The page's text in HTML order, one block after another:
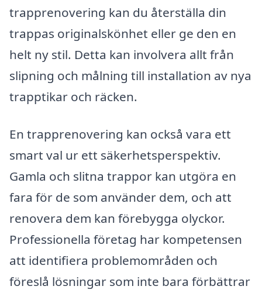
trapprenovering kan du återställa din
trappas originalskönhet eller ge den en
helt ny stil. Detta kan involvera allt från
slipning och målning till installation av nya
trapptikar och räcken.
En trapprenovering kan också vara ett
smart val ur ett säkerhetsperspektiv.
Gamla och slitna trappor kan utgöra en
fara för de som använder dem, och att
renovera dem kan förebygga olyckor.
Professionella företag har kompetensen
att identifiera problemområden och
föreslå lösningar som inte bara förbättrar